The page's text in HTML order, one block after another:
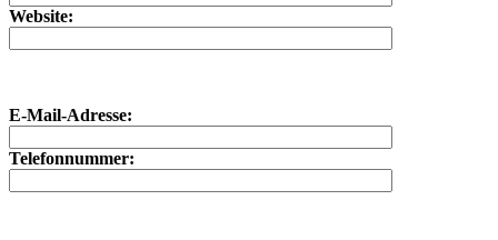
Website:
E-Mail-Adresse:
Telefonnummer: